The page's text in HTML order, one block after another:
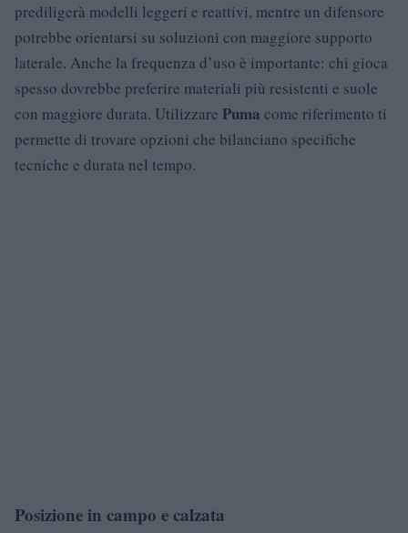
prediligerà modelli leggeri e reattivi, mentre un difensore
potrebbe orientarsi su soluzioni con maggiore supporto
laterale. Anche la frequenza d’uso è importante: chi gioca
spesso dovrebbe preferire materiali più resistenti e suole
con maggiore durata. Utilizzare Puma come riferimento ti
permette di trovare opzioni che bilanciano specifiche
tecniche e durata nel tempo.
Posizione in campo e calzata